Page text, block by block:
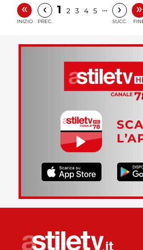
«
INIZIO
‹
PREC.
1 2 3 4 5 … ›
SUCC.
»